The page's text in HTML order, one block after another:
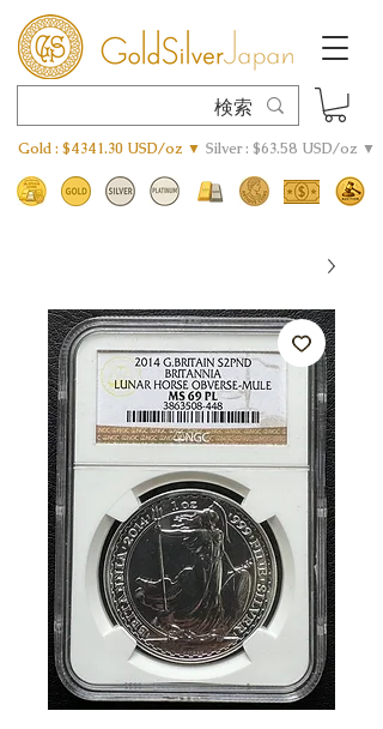
Gold : $4341.30 USD/oz ▼ Silver : $63.58 USD/oz ▼